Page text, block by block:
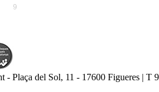
9
- Plaça del Sol, 11 - 17600 Figueres |